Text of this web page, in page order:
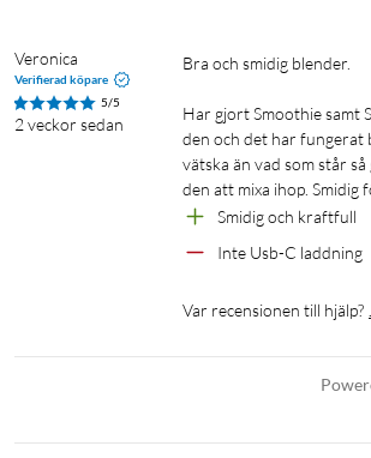
I förpackningen
1 × Motorenhet
1 × Twist & Go-bägare 570 ml med
1 × Läckagesäkert piplock
1 × Laddningskabel
Veronica
Verifierad köpare
5/5
2 veckor sedan
Bra och smidig blender.
Har gjort Smoothie samt
den och det har fungerat
vätska än vad som står
den att mixa ihop. Smidig
Smidig och kraftfull
Inte Usb-C laddning
Var recensionen till hjälp?